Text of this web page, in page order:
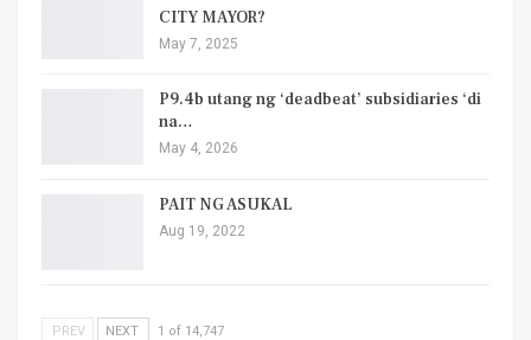
CITY MAYOR?
May 7, 2025
P9.4b utang ng ‘deadbeat’ subsidiaries ‘di
na…
May 4, 2026
PAIT NG ASUKAL
Aug 19, 2022
PREV NEXT 1 of 14,747